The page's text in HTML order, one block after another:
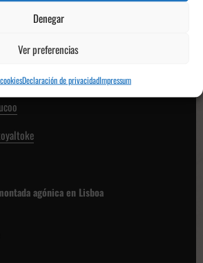
Denegar
Ver preferencias
Declaración de privacidadImpressum
remate de cabeza de Yangel
marchó al parón de selecciones con
agónica en Lisboa